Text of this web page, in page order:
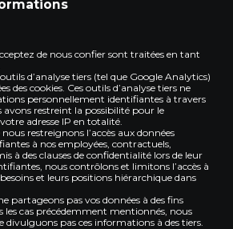
de nous confier sont traitées en tant
d’analyse tiers (tel que Google Analytics)
des cookies. Ces outils d’analyse tiers ne
personnellement identifiantes à travers
avons restreint la possibilité pour le
adresse IP en totalité.
restreignons l’accès aux données
à nos employées, contractuels,
à des clauses de confidentialité lors de leur
nous contrôlons et limitons l’accès à
et leurs positions hiérarchique dans
partageons pas vos données à des fins
les cas précédemment mentionnés, nous
divulguons pas ces informations à des tiers.